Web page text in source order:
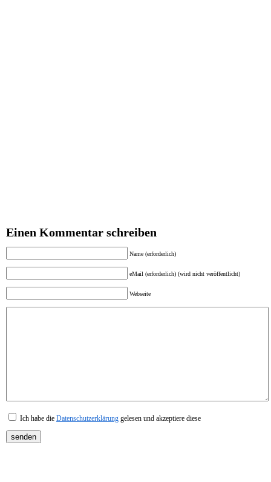
Einen Kommentar schreiben
Name (erforderlich)
eMail (erforderlich) (wird nicht veröffentlicht)
Webseite
Ich habe die Datenschutzerklärung gelesen und akzeptiere diese